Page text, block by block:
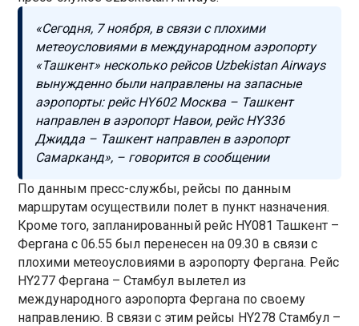
«Сегодня, 7 ноября, в связи с плохими
метеоусловиями в международном аэропорту
«Ташкент» несколько рейсов Uzbekistan Airways
вынужденно были направлены на запасные
аэропорты: рейс HY602 Москва – Ташкент
направлен в аэропорт Навои, рейс HY336
Джидда – Ташкент направлен в аэропорт
Самарканд», – говорится в сообщении
По данным пресс-службы, рейсы по данным
маршрутам осуществили полет в пункт назначения.
Кроме того, запланированный рейс HY081 Ташкент –
Фергана с 06.55 был перенесен на 09.30 в связи с
плохими метеоусловиями в аэропорту Фергана. Рейс
HY277 Фергана – Стамбул вылетел из
международного аэропорта Фергана по своему
направлению. В связи с этим рейсы HY278 Стамбул –